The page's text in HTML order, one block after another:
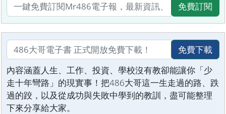
免費訂閱
免費下載
內容涵蓋人生、工作、投資、學校沒有教卻能讓你「少
走十年彎路」的現實事！把486大哥這一生走過的路、跌
過的跤，以及從成功與失敗中學到的教訓，盡可能整理
下來分享給大家。